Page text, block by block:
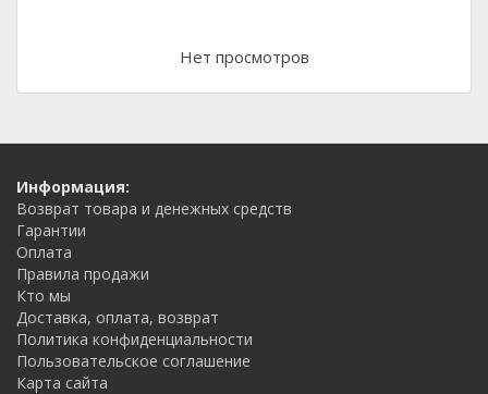
Нет просмотров
Информация:
Возврат товара и денежных средств
Гарантии
Оплата
Правила продажи
Кто мы
Доставка, оплата, возврат
Политика конфиденциальности
Пользовательское соглашение
Карта сайта